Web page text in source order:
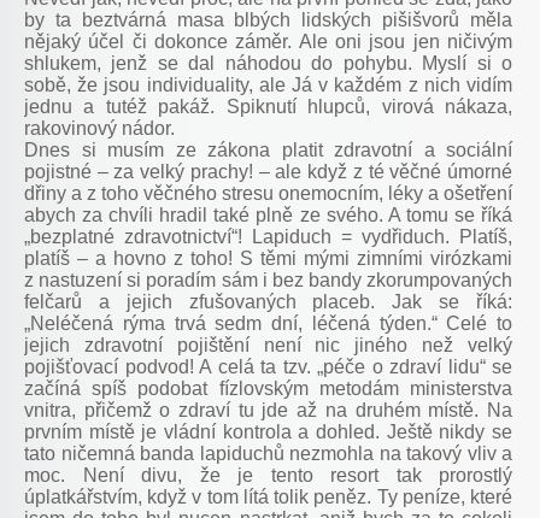
by ta beztvárná masa blbých lidských pišišvorů měla
nějaký účel či dokonce záměr. Ale oni jsou jen ničivým
shlukem, jenž se dal náhodou do pohybu. Myslí si o
sobě, že jsou individuality, ale Já v každém z nich vidím
jednu a tutéž pakáž. Spiknutí hlupců, virová nákaza,
rakovinový nádor.
Dnes si musím ze zákona platit zdravotní a sociální
pojistné – za velký prachy! – ale když z té věčné úmorné
dřiny a z toho věčného stresu onemocním, léky a ošetření
abych za chvíli hradil také plně ze svého. A tomu se říká
„bezplatné zdravotnictví“! Lapiduch = vydřiduch. Platíš,
platíš – a hovno z toho! S těmi mými zimními virózkami
z nastuzení si poradím sám i bez bandy zkorumpovaných
felčarů a jejich zfušovaných placeb. Jak se říká:
„Neléčená rýma trvá sedm dní, léčená týden.“ Celé to
jejich zdravotní pojištění není nic jiného než velký
pojišťovací podvod! A celá ta tzv. „péče o zdraví lidu“ se
začíná spíš podobat fízlovským metodám ministerstva
vnitra, přičemž o zdraví tu jde až na druhém místě. Na
prvním místě je vládní kontrola a dohled. Ještě nikdy se
tato ničemná banda lapiduchů nezmohla na takový vliv a
moc. Není divu, že je tento resort tak prorostlý
úplatkářstvím, když v tom lítá tolik peněz. Ty peníze, které